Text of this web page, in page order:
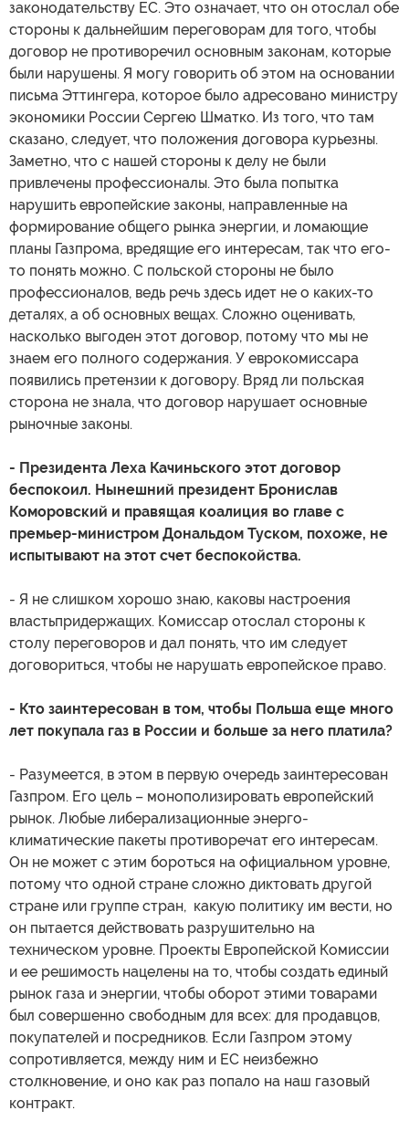
законодательству ЕС. Это означает, что он отослал обе
стороны к дальнейшим переговорам для того, чтобы
договор не противоречил основным законам, которые
были нарушены. Я могу говорить об этом на основании
письма Эттингера, которое было адресовано министру
экономики России Сергею Шматко. Из того, что там
сказано, следует, что положения договора курьезны.
Заметно, что с нашей стороны к делу не были
привлечены профессионалы. Это была попытка
нарушить европейские законы, направленные на
формирование общего рынка энергии, и ломающие
планы Газпрома, вредящие его интересам, так что его-
то понять можно. С польской стороны не было
профессионалов, ведь речь здесь идет не о каких-то
деталях, а об основных вещах. Сложно оценивать,
насколько выгоден этот договор, потому что мы не
знаем его полного содержания. У еврокомиссара
появились претензии к договору. Вряд ли польская
сторона не знала, что договор нарушает основные
рыночные законы.
- Президента Леха Качиньского этот договор
беспокоил. Нынешний президент Бронислав
Коморовский и правящая коалиция во главе с
премьер-министром Дональдом Туском, похоже, не
испытывают на этот счет беспокойства.
- Я не слишком хорошо знаю, каковы настроения
властьпридержащих. Комиссар отослал стороны к
столу переговоров и дал понять, что им следует
договориться, чтобы не нарушать европейское право.
- Кто заинтересован в том, чтобы Польша еще много
лет покупала газ в России и больше за него платила?
- Разумеется, в этом в первую очередь заинтересован
Газпром. Его цель – монополизировать европейский
рынок. Любые либерализационные энерго-
климатические пакеты противоречат его интересам.
Он не может с этим бороться на официальном уровне,
потому что одной стране сложно диктовать другой
стране или группе стран, какую политику им вести, но
он пытается действовать разрушительно на
техническом уровне. Проекты Европейской Комиссии
и ее решимость нацелены на то, чтобы создать единый
рынок газа и энергии, чтобы оборот этими товарами
был совершенно свободным для всех: для продавцов,
покупателей и посредников. Если Газпром этому
сопротивляется, между ним и ЕС неизбежно
столкновение, и оно как раз попало на наш газовый
контракт.